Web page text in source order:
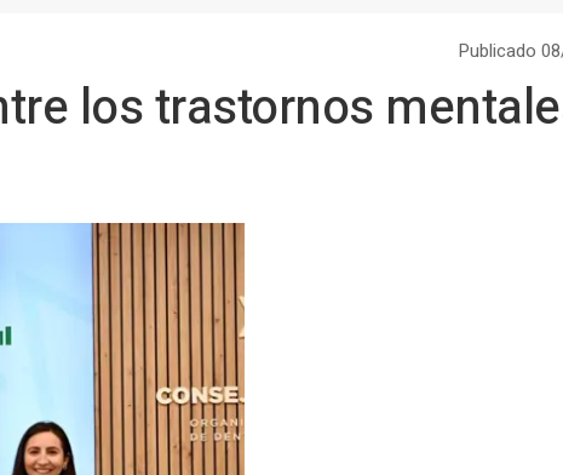
Publicado
los trastornos